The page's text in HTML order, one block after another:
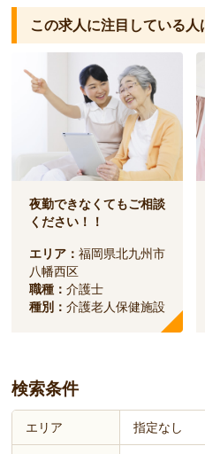
この求人に注目している人
夜勤できなくてもご相談
ください！！
エリア：福岡県北九州市
八幡西区
職種：介護士
種別：介護老人保健施設
検索条件
エリア 指定なし